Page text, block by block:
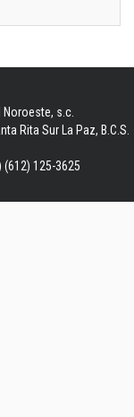
s.c.
Rita Sur La Paz, B.C.S.
(612) 125-3625